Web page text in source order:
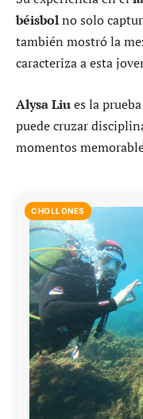
béisbolno solo
también mostró la
caracteriza a esta
Alysa Liues la
puede cruzar
momentos
CHOLLONES